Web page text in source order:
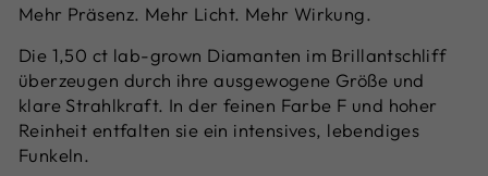
Mehr Präsenz. Mehr Licht. Mehr Wirkung.
Die 1,50 ct lab-grown Diamanten im Brillantschliff
überzeugen durch ihre ausgewogene Größe und
klare Strahlkraft. In der feinen Farbe F und hoher
Reinheit entfalten sie ein intensives, lebendiges
Funkeln.